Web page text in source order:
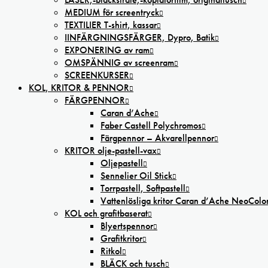
MEDIUM för screentryck
TEXTILIER T-shirt, kassar
IINFÄRGNINGSFÄRGER, Dypro, Batik
EXPONERING av ram
OMSPÄNNIG av screenram
SCREENKURSER
KOL, KRITOR & PENNOR
FÄRGPENNOR
Caran d’Ache
Faber Castell Polychromos
Färgpennor – Akvarellpennor
KRITOR olje-pastell-vax
Oljepastell
Sennelier Oil Stick
Torrpastell, Softpastell
Vattenlösliga kritor Caran d’Ache
KOL och grafitbaserat
Blyertspennor
Grafitkritor
Ritkol
BLÄCK och tusch